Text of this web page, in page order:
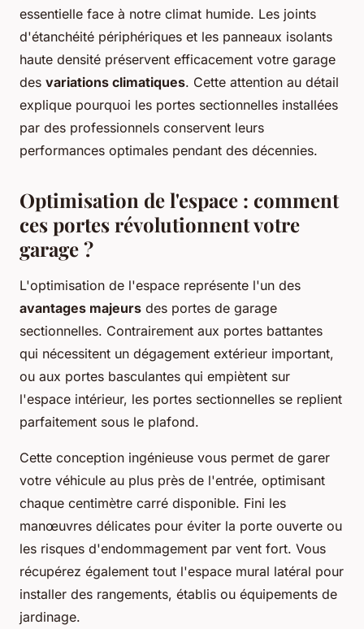
essentielle face à notre climat humide. Les joints
d'étanchéité périphériques et les panneaux isolants
haute densité préservent efficacement votre garage
des variations climatiques. Cette attention au détail
explique pourquoi les portes sectionnelles installées
par des professionnels conservent leurs
performances optimales pendant des décennies.
Optimisation de l'espace : comment
ces portes révolutionnent votre
garage ?
L'optimisation de l'espace représente l'un des
avantages majeurs des portes de garage
sectionnelles. Contrairement aux portes battantes
qui nécessitent un dégagement extérieur important,
ou aux portes basculantes qui empiètent sur
l'espace intérieur, les portes sectionnelles se replient
parfaitement sous le plafond.
Cette conception ingénieuse vous permet de garer
votre véhicule au plus près de l'entrée, optimisant
chaque centimètre carré disponible. Fini les
manœuvres délicates pour éviter la porte ouverte ou
les risques d'endommagement par vent fort. Vous
récupérez également tout l'espace mural latéral pour
installer des rangements, établis ou équipements de
jardinage.